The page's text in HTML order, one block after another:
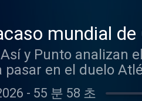
mundial
Así y Punto analizan
en el duelo Atlético de
Visit
- 55 분 58 초